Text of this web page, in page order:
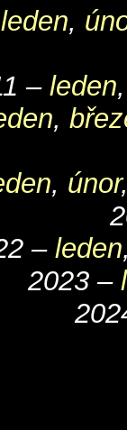
leden,
– leden
,
, únor
– leden
2023 –